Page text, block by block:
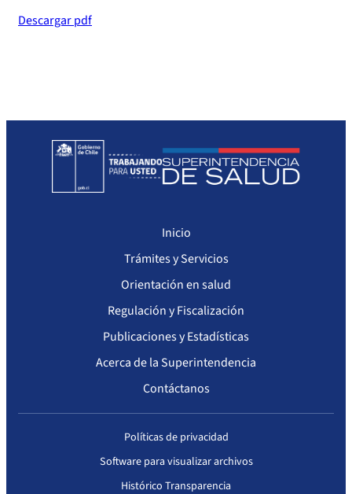
Descargar pdf
Inicio
Trámites y Servicios
Orientación en salud
Regulación y Fiscalización
Publicaciones y Estadísticas
Acerca de la Superintendencia
Contáctanos
Políticas de privacidad
Software para visualizar archivos
Histórico Transparencia